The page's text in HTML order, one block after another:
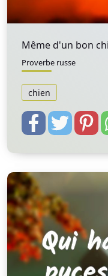
Même d'un bon
Proverbe russe
chien